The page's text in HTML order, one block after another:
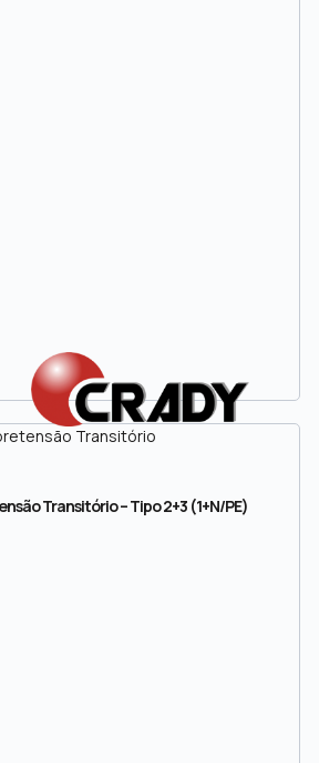
Transitório – Tipo 2+3 (1+N/PE)